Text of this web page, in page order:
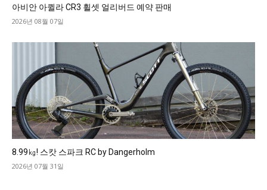
아비안 아퀼라 CR3 휠셋 얼리버드 예약 판매
2026년 08월 07일
8.99㎏! 스캇 스파크 RC by Dangerholm
2026년 07월 31일